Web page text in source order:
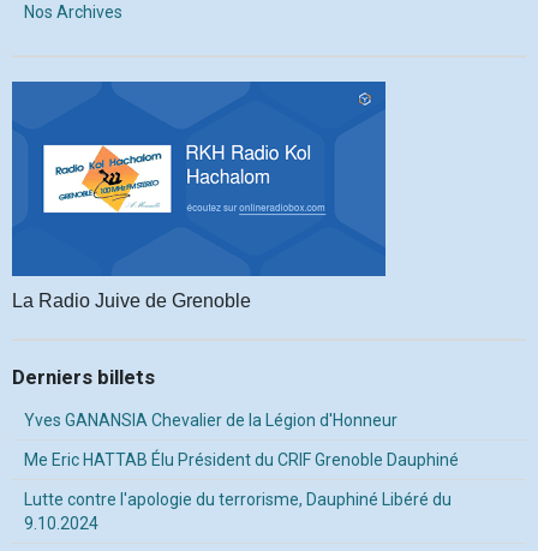
Nos Archives
La Radio Juive de Grenoble
Derniers billets
Yves GANANSIA Chevalier de la Légion d'Honneur
Me Eric HATTAB Élu Président du CRIF Grenoble Dauphiné
Lutte contre l'apologie du terrorisme, Dauphiné Libéré du
9.10.2024